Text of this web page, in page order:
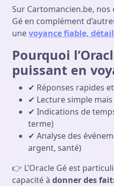
Sur Cartomancien.be, nos
Gé en complément
unevoyance fiable,
Pourquoi
puissant en
✔ Réponses rapides
✔ Lecture simple
✔ Indications de
terme)
✔ Analyse des
argent, santé)
👉 L’Oracle Gé est
capacité à donner des